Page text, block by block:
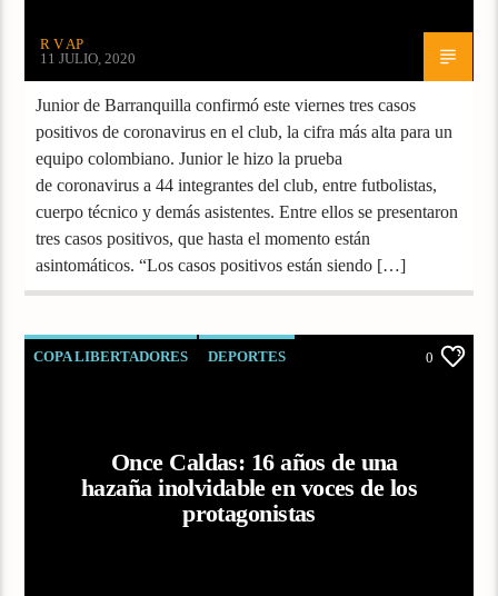
R V AP
11 JULIO, 2020
Junior de Barranquilla confirmó este viernes tres casos
positivos de coronavirus en el club, la cifra más alta para un
equipo colombiano. Junior le hizo la prueba
de coronavirus a 44 integrantes del club, entre futbolistas,
cuerpo técnico y demás asistentes. Entre ellos se presentaron
tres casos positivos, que hasta el momento están
asintomáticos. “Los casos positivos están siendo […]
COPA LIBERTADORES DEPORTES 0
Once Caldas: 16 años de una
hazaña inolvidable en voces de los
protagonistas